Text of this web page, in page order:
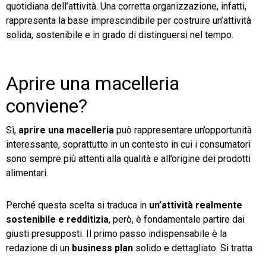
quotidiana dell’attività. Una corretta organizzazione, infatti,
rappresenta la base imprescindibile per costruire un’attività
solida, sostenibile e in grado di distinguersi nel tempo.
Aprire una macelleria
conviene?
Sì, aprire una macelleria può rappresentare un’opportunità
interessante, soprattutto in un contesto in cui i consumatori
sono sempre più attenti alla qualità e all’origine dei prodotti
alimentari.
Perché questa scelta si traduca in un’attività realmente
sostenibile e redditizia, però, è fondamentale partire dai
giusti presupposti. Il primo passo indispensabile è la
redazione di un business plan solido e dettagliato. Si tratta